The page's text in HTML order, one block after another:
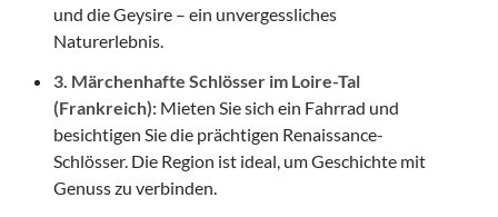
und die Geysire – ein unvergessliches
Naturerlebnis.
3. Märchenhafte Schlösser im Loire-Tal
(Frankreich): Mieten Sie sich ein Fahrrad und
besichtigen Sie die prächtigen Renaissance-
Schlösser. Die Region ist ideal, um Geschichte mit
Genuss zu verbinden.